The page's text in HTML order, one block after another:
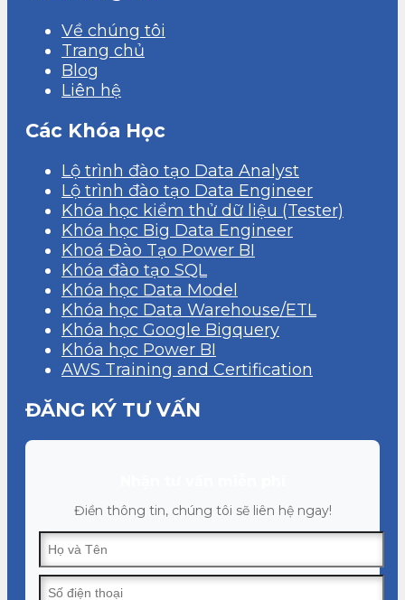
Về chúng tôi
Trang chủ
Blog
Liên hệ
Các Khóa Học
Lộ trình đào tạo Data Analyst
Lộ trình đào tạo Data Engineer
Khóa học kiểm thử dữ liệu (Tester)
Khóa học Big Data Engineer
Khoá Đào Tạo Power BI
Khóa đào tạo SQL
Khóa học Data Model
Khóa học Data Warehouse/ETL
Khóa học Google Bigquery
Khóa học Power BI
AWS Training and Certification
ĐĂNG KÝ TƯ VẤN
Điền thông tin, chúng tôi sẽ liên hệ ngay!